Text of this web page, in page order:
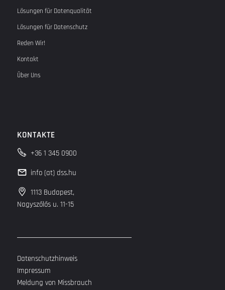
Lösungen für Datenqualität
Lösungen für Datenschutz
Reden Wir!
Kontakt
Über Uns
KONTAKTE
+36 1 345 0900
info (at) dss.hu
1113 Budapest,
Nagyszőlős u. 11-15
Datenschutzhinweis
Impressum
Meldung von Missbrauch